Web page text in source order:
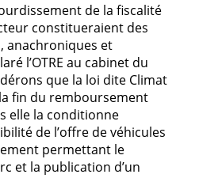
de la fiscalité
constitueraient des
anachroniques et
l’OTRE au cabinet du
que la loi dite Climat
fin du remboursement
elle la conditionne
de l’offre de véhicules
permettant le
et la publication d’un